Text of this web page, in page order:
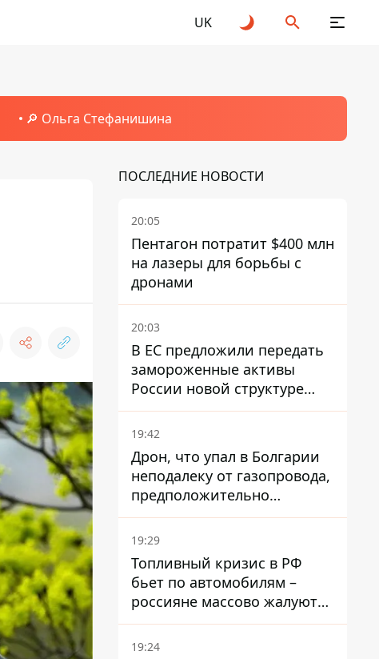
UK
🔎 Ольга Стефанишина
ПОСЛЕДНИЕ НОВОСТИ
20:05
Пентагон потратит $400 млн
на лазеры для борьбы с
дронами
20:03
В ЕС предложили передать
замороженные активы
России новой структуре
блока
19:42
Дрон, что упал в Болгарии
неподалеку от газопровода,
предположительно
украинский - Минобороны
страны
19:29
Топливный кризис в РФ
бьет по автомобилям –
россияне массово жалуются
на поломки из-за
некачественного бензина
19:24